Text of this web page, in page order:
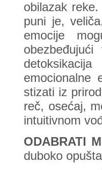
obilazak
puni je,
emocije
emocionalne
stizati iz
reč, osećaj,
intuitivnom
ODABRATI
duboko